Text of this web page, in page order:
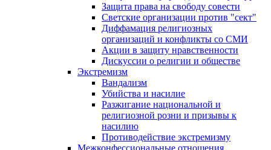
Защита права на свободу совести
Светские организации против "сект"
Диффамация религиозных
организаций и конфликты со СМИ
Акции в защиту нравственности
Дискуссии о религии и обществе
Экстремизм
Вандализм
Убийства и насилие
Разжигание национальной и
религиозной розни и призывы к
насилию
Противодействие экстремизму
Межконфессиональные отношения